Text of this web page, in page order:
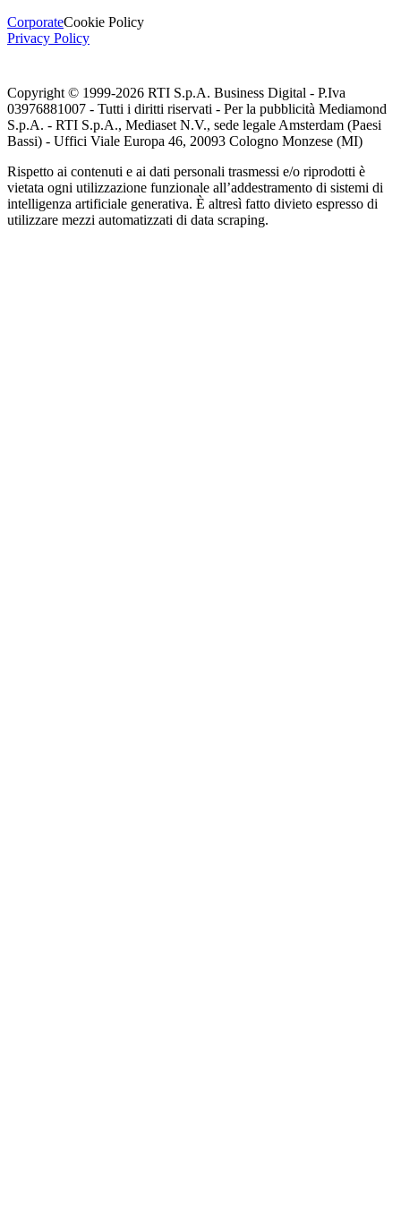
CorporateCookie Policy
Privacy Policy
Copyright © 1999-2026 RTI S.p.A. Business Digital - P.Iva
03976881007 - Tutti i diritti riservati - Per la pubblicità Mediamond
S.p.A. - RTI S.p.A., Mediaset N.V., sede legale Amsterdam (Paesi
Bassi) - Uffici Viale Europa 46, 20093 Cologno Monzese (MI)
Rispetto ai contenuti e ai dati personali trasmessi e/o riprodotti è
vietata ogni utilizzazione funzionale all’addestramento di sistemi di
intelligenza artificiale generativa. È altresì fatto divieto espresso di
utilizzare mezzi automatizzati di data scraping.